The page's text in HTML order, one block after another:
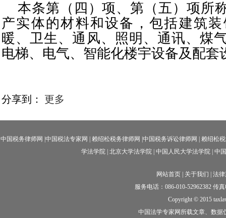
本条第（四）项、第（五）项所
产实体的材料和设备，包括建筑
暖、卫生、通风、照明、通讯、煤
电梯、电气、智能化楼宇设备及配套
分享到： 更多
中国税务律师网 中国税法专家网 赖绍松税务律师网 |中国税务诉讼律师网
赖绍松
学法学院 北京大学法学院| 中国人民大学法学院 中
网站首页 关于我们
法
服务电话：086-010-52962382 传
Copyright © 2015
中国法学专家网所载文章、数据